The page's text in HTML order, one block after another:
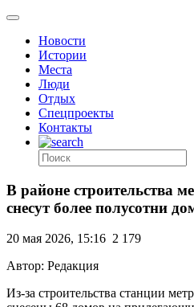
Новости
Истории
Места
Люди
Отдых
Спецпроекты
Контакты
В районе строительства
снесут более полусотни
20 мая 2026, 15:16 2 179
Автор: Редакция
Из-за строительства станции